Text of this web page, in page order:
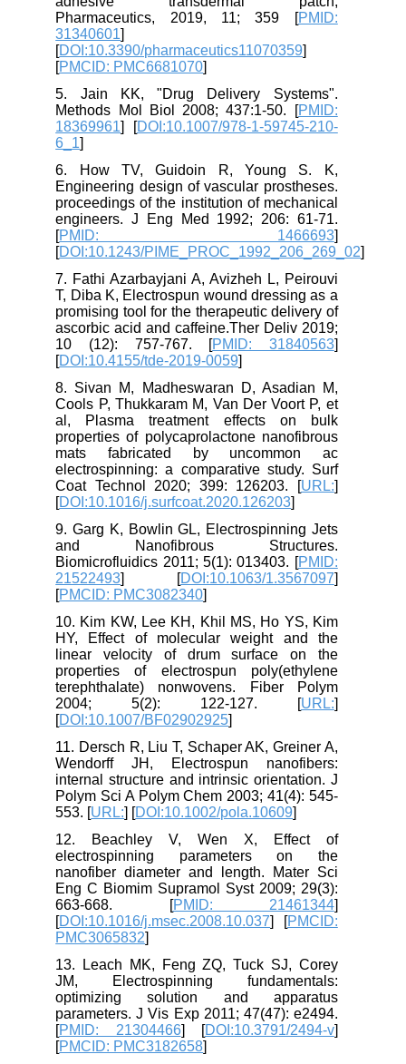
Pharmaceutics, 2019, 11; 359 [PMID:
31340601
[DOI:10.3390/pharmaceutics11070359
[PMCID: PMC6681070
5. Jain KK, "Drug Delivery Systems".
Methods Mol Biol 2008; 437:1-50. [PMID:
18369961
] [DOI:10.1007/978-1-59745-210-
6_1
6. How TV, Guidoin R, Young S. K,
Engineering design of vascular prostheses.
proceedings of the institution of mechanical
engineers. J Eng Med 1992; 206: 61-71.
[PMID: 1466693
[DOI:10.1243/PIME_PROC_1992_206_269_02
7. Fathi Azarbayjani A, Avizheh L, Peirouvi
T, Diba K, Electrospun wound dressing as a
promising tool for the therapeutic delivery of
ascorbic acid and caffeine.Ther Deliv 2019;
10 (12): 757-767. [PMID: 31840563
[DOI:10.4155/tde-2019-0059
8. Sivan M, Madheswaran D, Asadian M,
Cools P, Thukkaram M, Van Der Voort P, et
al, Plasma treatment effects on bulk
properties of polycaprolactone nanofibrous
mats fabricated by uncommon ac
electrospinning: a comparative study. Surf
Coat Technol 2020; 399: 126203. [URL:
[DOI:10.1016/j.surfcoat.2020.126203
9. Garg K, Bowlin GL, Electrospinning Jets
and Nanofibrous Structures.
Biomicrofluidics 2011; 5(1): 013403. [PMID:
21522493
] [DOI:10.1063/1.3567097
[PMCID: PMC3082340
10. Kim KW, Lee KH, Khil MS, Ho YS, Kim
HY, Effect of molecular weight and the
linear velocity of drum surface on the
properties of electrospun poly(ethylene
terephthalate) nonwovens. Fiber Polym
2004; 5(2): 122-127. [URL:
[DOI:10.1007/BF02902925
11. Dersch R, Liu T, Schaper AK, Greiner A,
Wendorff JH, Electrospun nanofibers:
internal structure and intrinsic orientation. J
Polym Sci A Polym Chem 2003; 41(4): 545-
553. [URL:] [DOI:10.1002/pola.10609
12. Beachley V, Wen X, Effect of
electrospinning parameters on the
nanofiber diameter and length. Mater Sci
Eng C Biomim Supramol Syst 2009; 29(3):
663-668. [PMID: 21461344
[DOI:10.1016/j.msec.2008.10.037 ] [PMCID:
PMC3065832
13. Leach MK, Feng ZQ, Tuck SJ, Corey
JM, Electrospinning fundamentals:
optimizing solution and apparatus
parameters. J Vis Exp 2011; 47(47): e2494.
[PMID: 21304466 ] [DOI:10.3791/2494-v
[PMCID: PMC3182658